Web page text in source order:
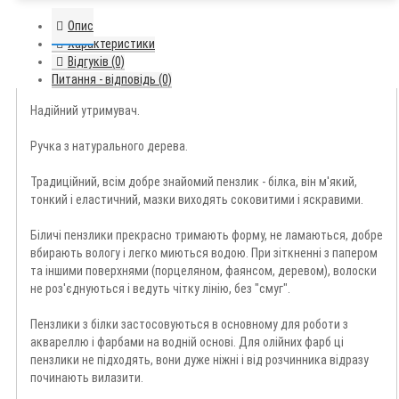
Опис
Характеристики
Відгуків (0)
Питання - відповідь (0)
Надійний утримувач.
Ручка з натурального дерева.
Традиційний, всім добре знайомий пензлик - білка, він м'який,
тонкий і еластичний, мазки виходять соковитими і яскравими.
Біличі пензлики прекрасно тримають форму, не ламаються, добре
вбирають вологу і легко миються водою. При зіткненні з папером
та іншими поверхнями (порцеляном, фаянсом, деревом), волоски
не роз'єднуються і ведуть чітку лінію, без "смуг".
Пензлики з білки застосовуються в основному для роботи з
аквареллю і фарбами на водній основі. Для олійних фарб ці
пензлики не підходять, вони дуже ніжні і від розчинника відразу
починають вилазити.